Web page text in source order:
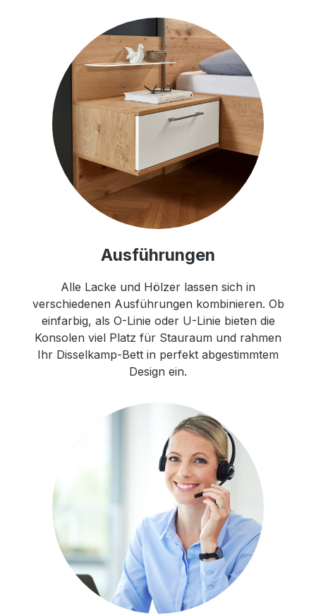
Ausführungen
Alle Lacke und Hölzer lassen sich in
verschiedenen Ausführungen kombinieren. Ob
einfarbig, als O-Linie oder U-Linie bieten die
Konsolen viel Platz für Stauraum und rahmen
Ihr Disselkamp-Bett in perfekt abgestimmtem
Design ein.